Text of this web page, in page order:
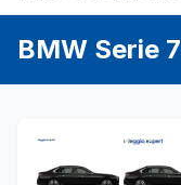
BMW Serie 7